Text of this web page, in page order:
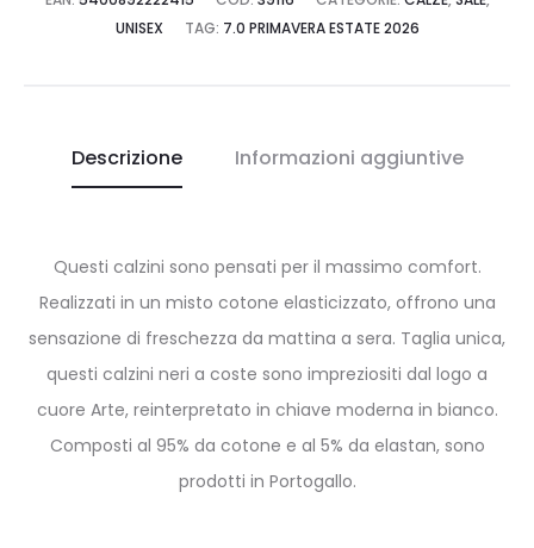
UNISEX
TAG: 7.0 PRIMAVERA ESTATE 2026
Descrizione Informazioni aggiuntive
Questi calzini sono pensati per il massimo comfort.
Realizzati in un misto cotone elasticizzato, offrono una
sensazione di freschezza da mattina a sera. Taglia unica,
questi calzini neri a coste sono impreziositi dal logo a
cuore Arte, reinterpretato in chiave moderna in bianco.
Composti al 95% da cotone e al 5% da elastan, sono
prodotti in Portogallo.